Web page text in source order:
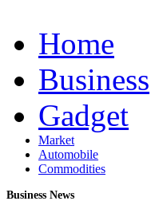
Home
Business
Gadget
Market
Automobile
Commodities
Business News